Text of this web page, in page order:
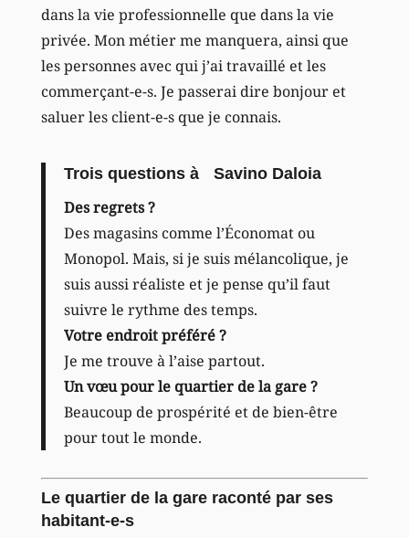
dans la vie professionnelle que dans la vie
privée. Mon métier me manquera, ainsi que
les personnes avec qui j’ai travaillé et les
commerçant-e-s. Je passerai dire bonjour et
saluer les client-e-s que je connais.
Trois questions à Savino Daloia
Des regrets ?
Des magasins comme l’Économat ou
Monopol. Mais, si je suis mélancolique, je
suis aussi réaliste et je pense qu’il faut
suivre le rythme des temps.
Votre endroit préféré ?
Je me trouve à l’aise partout.
Un vœu pour le quartier de la gare ?
Beaucoup de prospérité et de bien-être
pour tout le monde.
Le quartier de la gare raconté par ses
habitant-e-s